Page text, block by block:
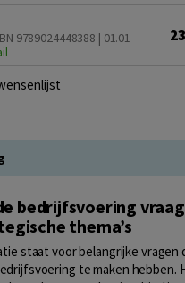
9789024448388 | 01.01
bedrijfsvoering
thema’s
staat voor belangrijke vragen
te maken hebben.